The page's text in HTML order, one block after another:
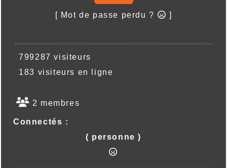
[ Mot de passe perdu ? ]
799287 visiteurs
183 visiteurs en ligne
2 membres
Connectés :
( personne )